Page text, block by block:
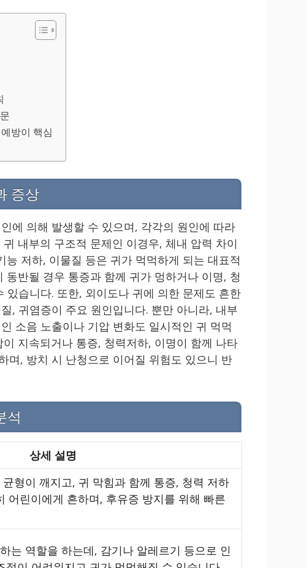
방이 핵심
증상
에 의해 발생할 수 있으며, 각각의 원인에 따라
내부의 구조적 문제인 이경우, 체내 압력 차이
능 저하, 이물질 등은 귀가 먹먹하게 되는 대표적
동반될 경우 통증과 함께 귀가 멍하거나 이명, 청
있습니다. 또한, 외이도나 귀에 의한 문제도 흔한
, 귀염증이 주요 원인입니다. 뿐만 아니라, 내부
소음 노출이나 기압 변화도 일시적인 귀 먹먹
지속되거나 통증, 청력저하, 이명이 함께 나타
며, 방치 시 난청으로 이어질 위험도 있으니 반
석
상세 설명
형이 깨지고, 귀 막힘과 함께 통증, 청력 저하
어린이에게 흔하며, 후유증 방지를 위해 빠른
는 역할을 하는데, 감기나 알레르기 등으로 인